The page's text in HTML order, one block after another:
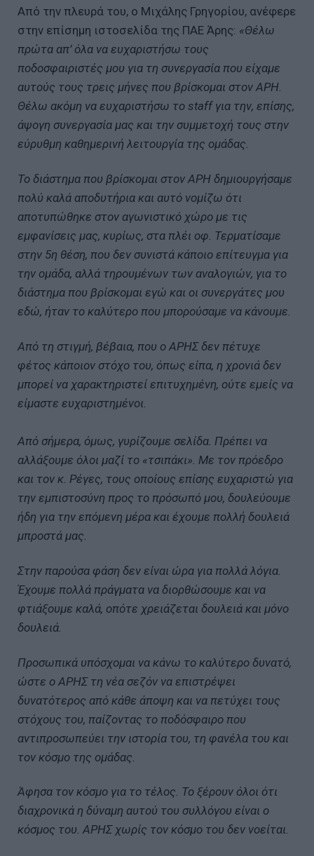
Από την πλευρά του, ο Μιχάλης Γρηγορίου, ανέφερε
στην επίσημη ιστοσελίδα της ΠΑΕ Άρης: «Θέλω
πρώτα απ’ όλα να ευχαριστήσω τους
ποδοσφαιριστές μου για τη συνεργασία που είχαμε
αυτούς τους τρεις μήνες που βρίσκομαι στον ΑΡΗ.
Θέλω ακόμη να ευχαριστήσω το staff για την, επίσης,
άψογη συνεργασία μας και την συμμετοχή τους στην
εύρυθμη καθημερινή λειτουργία της ομάδας.
Το διάστημα που βρίσκομαι στον ΑΡΗ δημιουργήσαμε
πολύ καλά αποδυτήρια και αυτό νομίζω ότι
αποτυπώθηκε στον αγωνιστικό χώρο με τις
εμφανίσεις μας, κυρίως, στα πλέι οφ. Τερματίσαμε
στην 5η θέση, που δεν συνιστά κάποιο επίτευγμα για
την ομάδα, αλλά τηρουμένων των αναλογιών, για το
διάστημα που βρίσκομαι εγώ και οι συνεργάτες μου
εδώ, ήταν το καλύτερο που μπορούσαμε να κάνουμε.
Από τη στιγμή, βέβαια, που ο ΑΡΗΣ δεν πέτυχε
φέτος κάποιον στόχο του, όπως είπα, η χρονιά δεν
μπορεί να χαρακτηριστεί επιτυχημένη, ούτε εμείς να
είμαστε ευχαριστημένοι.
Από σήμερα, όμως, γυρίζουμε σελίδα. Πρέπει να
αλλάξουμε όλοι μαζί το «τσιπάκι». Με τον πρόεδρο
και τον κ. Ρέγες, τους οποίους επίσης ευχαριστώ για
την εμπιστοσύνη προς το πρόσωπό μου, δουλεύουμε
ήδη για την επόμενη μέρα και έχουμε πολλή δουλειά
μπροστά μας.
Στην παρούσα φάση δεν είναι ώρα για πολλά λόγια.
Έχουμε πολλά πράγματα να διορθώσουμε και να
φτιάξουμε καλά, οπότε χρειάζεται δουλειά και μόνο
δουλειά.
Προσωπικά υπόσχομαι να κάνω το καλύτερο δυνατό,
ώστε ο ΑΡΗΣ τη νέα σεζόν να επιστρέψει
δυνατότερος από κάθε άποψη και να πετύχει τους
στόχους του, παίζοντας το ποδόσφαιρο που
αντιπροσωπεύει την ιστορία του, τη φανέλα του και
τον κόσμο της ομάδας.
Άφησα τον κόσμο για το τέλος. Το ξέρουν όλοι ότι
διαχρονικά η δύναμη αυτού του συλλόγου είναι ο
κόσμος του. ΑΡΗΣ χωρίς τον κόσμο του δεν νοείται.